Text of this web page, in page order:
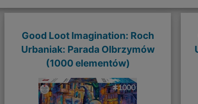
Good Loot Imagination: Roch
Urbaniak: Parada Olbrzymów
(1000 elementów)